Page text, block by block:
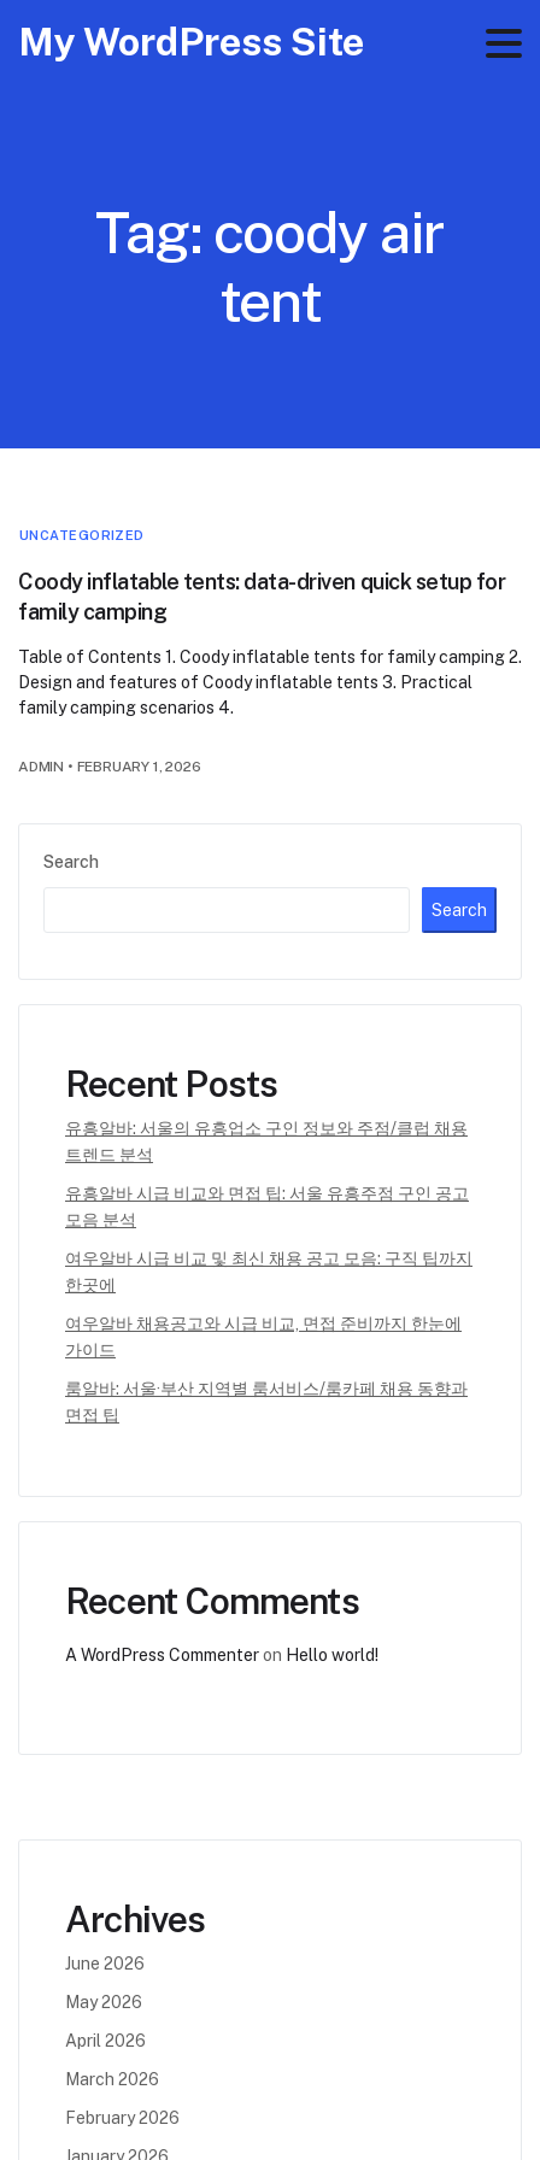
My WordPress Site
Tag: coody air
tent
Search
Search
Recent Posts
유흥알바: 서울의 유흥업소 구인 정보와 주점/클럽 채용
트렌드 분석
유흥알바 시급 비교와 면접 팁: 서울 유흥주점 구인 공고
모음 분석
여우알바 시급 비교 및 최신 채용 공고 모음: 구직 팁까지
한곳에
여우알바 채용공고와 시급 비교, 면접 준비까지 한눈에
가이드
룸알바: 서울·부산 지역별 룸서비스/룸카페 채용 동향과
면접 팁
Recent Comments
A WordPress Commenteron Hello world!
UNCATEGORIZED
Coody inflatable tents: data-driven quick setup for
family camping
Table of Contents 1. Coody inflatable tents for family camping 2.
Design and features of Coody inflatable tents 3. Practical
family camping scenarios 4.
ADMIN • FEBRUARY 1, 2026
Archives
June 2026
May 2026
April 2026
March 2026
February 2026